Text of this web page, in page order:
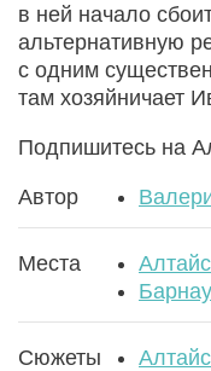
в ней начало
альтернативную
с одним
там хозяйничает
Подпишитесь на
Автор
Места
Сюжеты